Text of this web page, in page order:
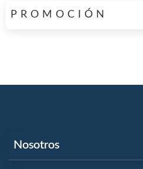
PROMOCIÓN
Nosotros